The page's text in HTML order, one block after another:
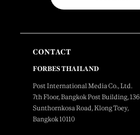
CONTACT
FORBES THAILAND
Post International Media Co., Ltd.
7th Floor, Bangkok Post Building, 136
Sunthornkosa Road, Klong Toey,
Bangkok 10110